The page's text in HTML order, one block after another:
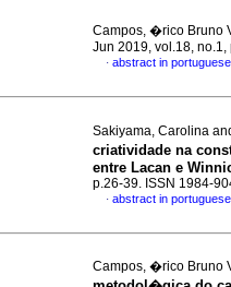
Campos, �rico Bruno
Jun 2019, vol.18,
· abstract in portuguese
Sakiyama, Carolina
criatividade na
entre Lacan e
p.26-39. ISSN 1984-
· abstract in portuguese
Campos, �rico Bruno